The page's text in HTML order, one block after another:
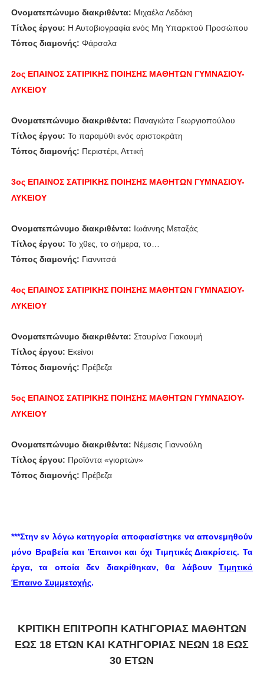
Ονοματεπώνυμο διακριθέντα: Μιχαέλα Λεδάκη
Τίτλος έργου: Η Αυτοβιογραφία ενός Μη Υπαρκτού Προσώπου
Τόπος διαμονής: Φάρσαλα
2ος ΕΠΑΙΝΟΣ ΣΑΤΙΡΙΚΗΣ ΠΟΙΗΣΗΣ ΜΑΘΗΤΩΝΓΥΜΝΑΣΙΟΥ-
ΛΥΚΕΙΟΥ
Ονοματεπώνυμο διακριθέντα: Παναγιώτα Γεωργιοπούλου
Τίτλος έργου: Το παραμύθι ενός αριστοκράτη
Τόπος διαμονής: Περιστέρι, Αττική
3ος ΕΠΑΙΝΟΣ ΣΑΤΙΡΙΚΗΣ ΠΟΙΗΣΗΣ ΜΑΘΗΤΩΝΓΥΜΝΑΣΙΟΥ-
ΛΥΚΕΙΟΥ
Ονοματεπώνυμο διακριθέντα: Ιωάννης Μεταξάς
Τίτλος έργου: Το χθες, το σήμερα, το…
Τόπος διαμονής: Γιαννιτσά
4ος ΕΠΑΙΝΟΣ ΣΑΤΙΡΙΚΗΣ ΠΟΙΗΣΗΣ ΜΑΘΗΤΩΝΓΥΜΝΑΣΙΟΥ-
ΛΥΚΕΙΟΥ
Ονοματεπώνυμο διακριθέντα: Σταυρίνα Γιακουμή
Τίτλος έργου: Εκείνοι
Τόπος διαμονής: Πρέβεζα
5ος ΕΠΑΙΝΟΣ ΣΑΤΙΡΙΚΗΣ ΠΟΙΗΣΗΣ ΜΑΘΗΤΩΝΓΥΜΝΑΣΙΟΥ-
ΛΥΚΕΙΟΥ
Ονοματεπώνυμο διακριθέντα: Νέμεσις Γιαννούλη
Τίτλος έργου: Προϊόντα «γιορτών»
Τόπος διαμονής: Πρέβεζα
***Στην εν λόγω κατηγορία αποφασίστηκε να απονεμηθούν
μόνο Βραβεία και Έπαινοι και όχι Τιμητικές Διακρίσεις.Τα
έργα, τα οποία δεν διακρίθηκαν, θα λάβουνΤιμητικό
Έπαινο Συμμετοχής.
ΚΡΙΤΙΚΗ ΕΠΙΤΡΟΠΗ ΚΑΤΗΓΟΡΙΑΣ ΜΑΘΗΤΩΝ
ΕΩΣ 18 ΕΤΩΝ ΚΑΙ ΚΑΤΗΓΟΡΙΑΣ ΝΕΩΝ 18 ΕΩΣ
30 ΕΤΩΝ